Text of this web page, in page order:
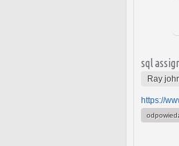
sql
Ray
https://